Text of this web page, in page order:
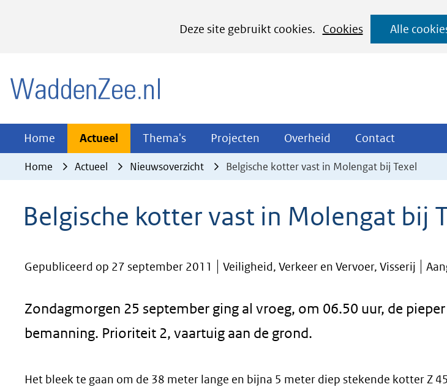
Deze site gebruikt cookies.
Cookies
het
cookies
website
worden
Alle
Ga
naar
Home Actueel Actueel
Uitklappen
Thema's Thema's
Uitklappen
Projecten Projecten
Uitklappen
Overheid Overheid
Uitklappen
Contact
Uitklappen
Home Actueel Nieuwsoverzicht Belgische kotter vast in Molengat bij Texel
Belgische kotter vast in Molengat bij
Gepubliceerd op 27 september 2011 Veiligheid, Verkeer en Vervoer, Visserij
Zondagmorgen 25 september ging al vroeg, om 06.50 uur, de
bemanning. Prioriteit 2, vaartuig aan de grond.
Het bleek te gaan om de 38 meter lange en bijna 5 meter diep stekende kotter Z